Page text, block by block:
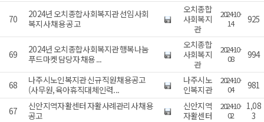
70
2024년 오치종합사회복지관 선임사회
복지사 채용 공고
오치종합
사회복지
관
2024-10-
14
925
69
2024년 오치종합사회복지관 행복나눔
푸드마켓 담당자 채용 ...
오치종합
사회복지
관
2024-10-
08
994
68
나주시노인복지관 신규직원 채용공고
(사무원, 육아휴직대체인력...
나주시노
인복지관
2024-10-
04
981
67
신안지역자활센터 자활사례관리사 채용
공고
신안지역
자활센터
2024-10-
02
1,08
3